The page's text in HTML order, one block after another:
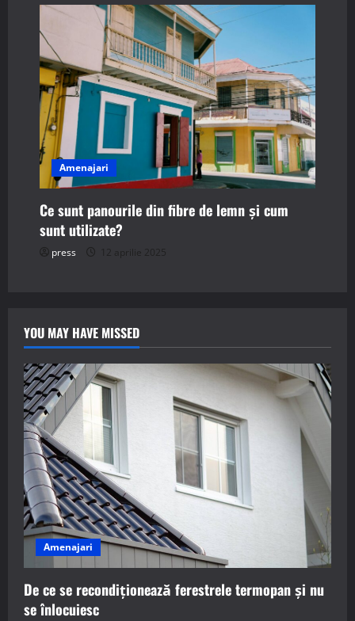
Amenajari
Ce sunt panourile din fibre de lemn și cum
sunt utilizate?
press 12 aprilie 2025
YOU MAY HAVE MISSED
Amenajari
De ce se recondiționează ferestrele termopan și nu
se înlocuiesc